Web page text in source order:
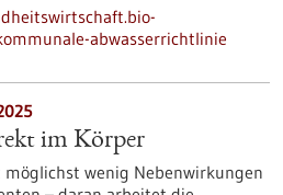
abwasserrichtlinie
im Körper
wenig Nebenwirkungen